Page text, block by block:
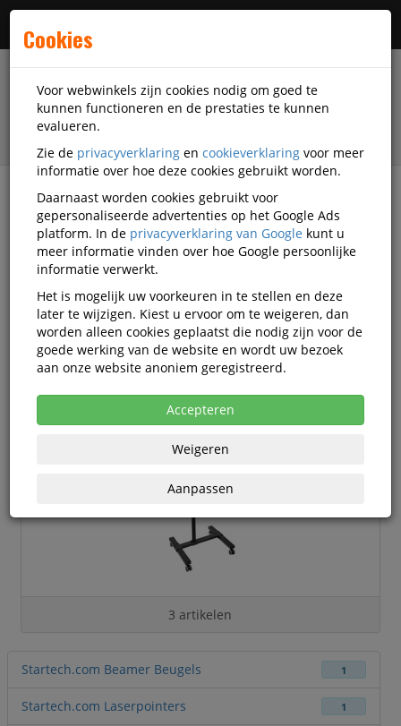
filter
Presentatiemiddelen Startech.com
Startech.com
presentatiemiddelen
Startech.com Projectietoebehoren
3 artikelen
Startech.com Beamer Beugels 1
Startech.com Laserpointers 1
Cookies
Voor webwinkels zijn cookies nodig om goed te
kunnen functioneren en de prestaties te kunnen
evalueren.
Zie de privacyverklaring en cookieverklaring voor meer
informatie over hoe deze cookies gebruikt worden.
Daarnaast worden cookies gebruikt voor
gepersonaliseerde advertenties op het Google Ads
platform. In de privacyverklaring van Google kunt u
meer informatie vinden over hoe Google persoonlijke
informatie verwerkt.
Het is mogelijk uw voorkeuren in te stellen en deze
later te wijzigen. Kiest u ervoor om te weigeren, dan
worden alleen cookies geplaatst die nodig zijn voor de
goede werking van de website en wordt uw bezoek
aan onze website anoniem geregistreerd.
Accepteren
Weigeren
Aanpassen